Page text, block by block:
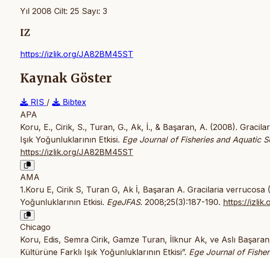
Yıl 2008 Cilt: 25 Sayı: 3
IZ
https://izlik.org/JA82BM45ST
Kaynak Göster
RIS /
Bibtex
APA
Koru, E., Cirik, S., Turan, G., Ak, İ., & Başaran, A. (2008).
Işık Yoğunluklarının Etkisi. Ege Journal of Fisheries and Aquatic
https://izlik.org/JA82BM45ST
AMA
1.Koru E, Cirik S, Turan G, Ak İ, Başaran A. Gracilaria verrucosa
Yoğunluklarının Etkisi. EgeJFAS. 2008;25(3):187-190. https://
Chicago
Koru, Edis, Semra Cirik, Gamze Turan, İlknur Ak, ve Aslı
Kültürüne Farklı Işık Yoğunluklarının Etkisi”. Ege Journal of